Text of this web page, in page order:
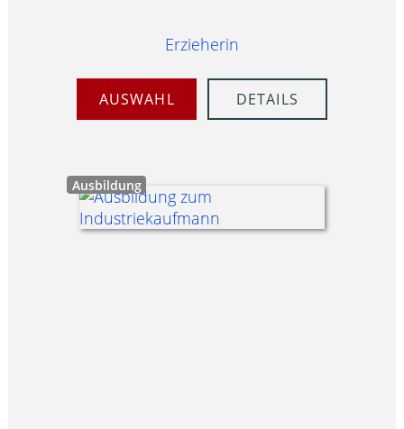
Erzieherin
AUSWAHL DETAILS
Ausbildung